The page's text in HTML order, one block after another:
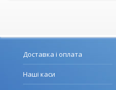
Доставка і оплата
Наші каси